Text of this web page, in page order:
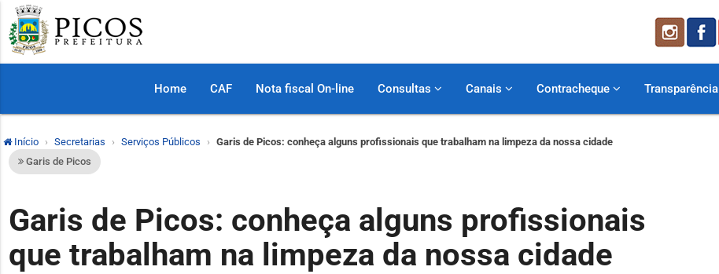
Home CAF Nota fiscal On-line Consultas Canais Contracheque Transparência
Início Secretarias Serviços Públicos
Garis de Picos: conheça alguns profissionais que trabalham na limpeza da nossa cidade
Garis de Picos
Garis de Picos: conheça alguns profissionais
que trabalham na limpeza da nossa cidade